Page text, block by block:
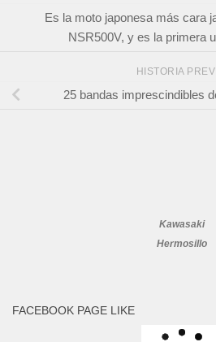
Es la moto japonesa más cara
NSR500V, y es la primera
HISTORIA
25 bandas imprescindibles
Kawasaki
Hermosillo
FACEBOOK PAGE LIKE